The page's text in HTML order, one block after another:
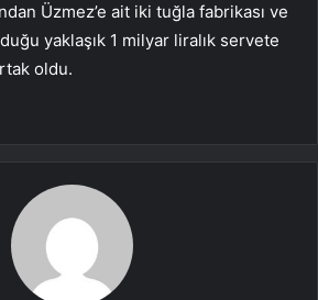
Üzmez’e ait iki tuğla fabrikası ve
yaklaşık 1 milyar liralık servete
oldu.